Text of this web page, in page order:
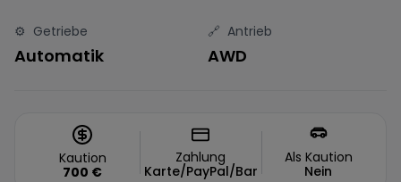
⚙️ Getriebe
Automatik
🔗 Antrieb
AWD
Kaution
700 €
Zahlung
Karte/PayPal/Bar
Als Kaution
Nein